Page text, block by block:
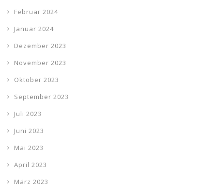
Februar 2024
Januar 2024
Dezember 2023
November 2023
Oktober 2023
September 2023
Juli 2023
Juni 2023
Mai 2023
April 2023
März 2023